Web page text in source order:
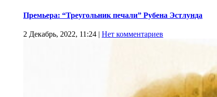
Премьера: “Треугольник печали” Рубена Эстлунда
2 Декабрь, 2022, 11:24 | Нет комментариев